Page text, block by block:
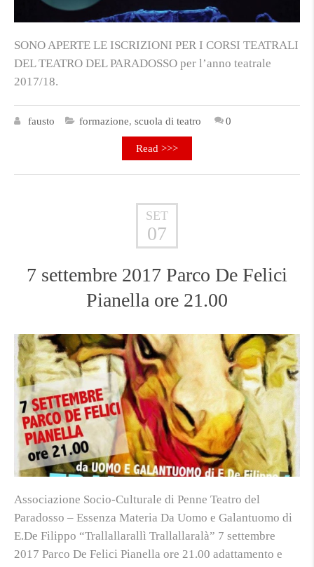
SONO APERTE LE ISCRIZIONI PER I CORSI TEATRALI
DEL TEATRO DEL PARADOSSO per l’anno teatrale
2017/18.
fausto formazione, scuola di teatro 0
Read >>>
SET
07
7 settembre 2017 Parco De Felici
Pianella ore 21.00
Associazione Socio-Culturale di Penne Teatro del
Paradosso – Essenza Materia Da Uomo e Galantuomo di
E.De Filippo “Trallallarallì Trallallaralà” 7 settembre
2017 Parco De Felici Pianella ore 21.00 adattamento e